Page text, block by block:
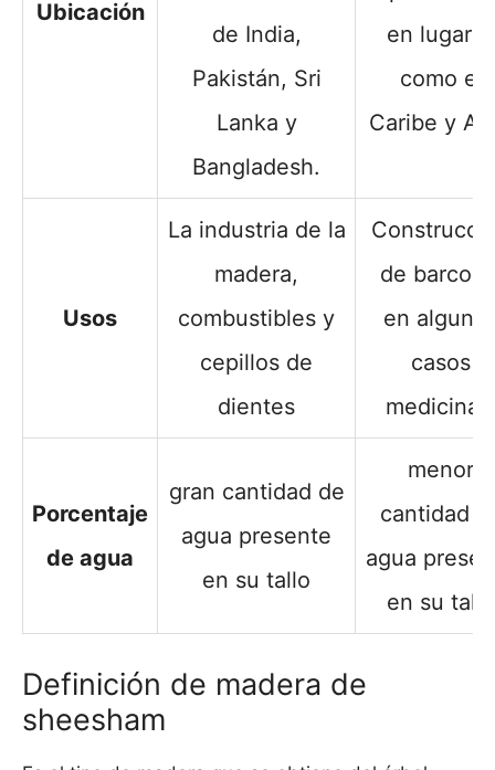
Ubicación
de India,
Pakistán, Sri
Lanka y
Bangladesh.
en lugares
como el
Caribe y
Usos
La industria de la
madera,
combustibles y
cepillos de
dientes
de barcos
en
casos
Porcentaje
de agua
gran cantidad de
agua presente
en su tallo
menor
cantidad
agua
en su tallo
Definición de madera de
sheesham